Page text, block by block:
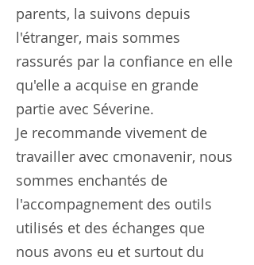
parents, la suivons depuis
l'étranger, mais sommes
rassurés par la confiance en elle
qu'elle a acquise en grande
partie avec Séverine.
Je recommande vivement de
travailler avec cmonavenir, nous
sommes enchantés de
l'accompagnement des outils
utilisés et des échanges que
nous avons eu et surtout du